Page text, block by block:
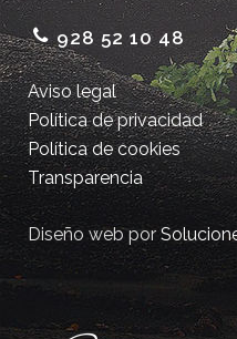
928 52 10 48
Aviso legal
Política de privacidad
Política de cookies
Transparencia
Diseño web por